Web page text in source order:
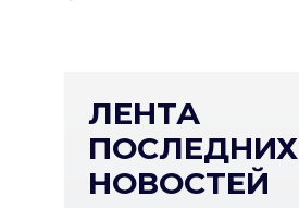
ЛЕНТА
ПОСЛЕДНИХ
НОВОСТЕЙ